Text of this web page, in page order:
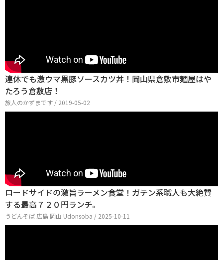
連休でも激ウマ黒豚ソースカツ丼！岡山県倉敷市麺屋はや
たろう倉敷店！
旅人のかずまです / 2019-05-02
ロードサイドの激旨ラーメン食堂！ガテン系職人も大絶賛
する最高７２０円ランチ。
うどんそば 広島 岡山 Udonsoba / 2025-10-11